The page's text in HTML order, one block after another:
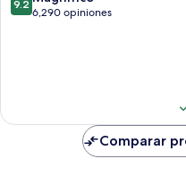
de
de
9.2
6,290 opiniones
Comparar